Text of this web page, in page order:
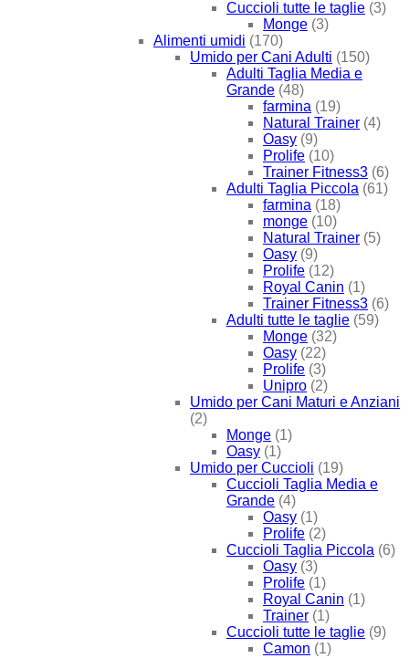
Cuccioli tutte le taglie (3)
Monge (3)
Alimenti umidi (170)
Umido per Cani Adulti (150)
Adulti Taglia Media e
Grande (48)
farmina (19)
Natural Trainer (4)
Oasy (9)
Prolife (10)
Trainer Fitness3 (6)
Adulti Taglia Piccola (61)
farmina (18)
monge (10)
Natural Trainer (5)
Oasy (9)
Prolife (12)
Royal Canin (1)
Trainer Fitness3 (6)
Adulti tutte le taglie (59)
Monge (32)
Oasy (22)
Prolife (3)
Unipro (2)
Umido per Cani Maturi e Anziani
(2)
Monge (1)
Oasy (1)
Umido per Cuccioli (19)
Cuccioli Taglia Media e
Grande (4)
Oasy (1)
Prolife (2)
Cuccioli Taglia Piccola (6)
Oasy (3)
Prolife (1)
Royal Canin (1)
Trainer (1)
Cuccioli tutte le taglie (9)
Camon (1)